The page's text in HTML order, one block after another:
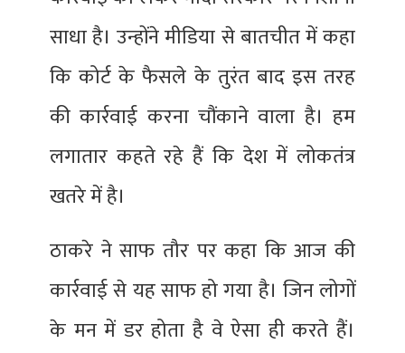
साधा है। उन्होंने मीडिया से बातचीत में कहा
कि कोर्ट के फैसले के तुरंत बाद इस तरह
की कार्रवाई करना चौंकाने वाला है। हम
लगातार कहते रहे हैं कि देश में लोकतंत्र
खतरे में है।
ठाकरे ने साफ तौर पर कहा कि आज की
कार्रवाई से यह साफ हो गया है। जिन लोगों
के मन में डर होता है वे ऐसा ही करते हैं।